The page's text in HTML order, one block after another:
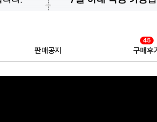
판매공지 구매후
45